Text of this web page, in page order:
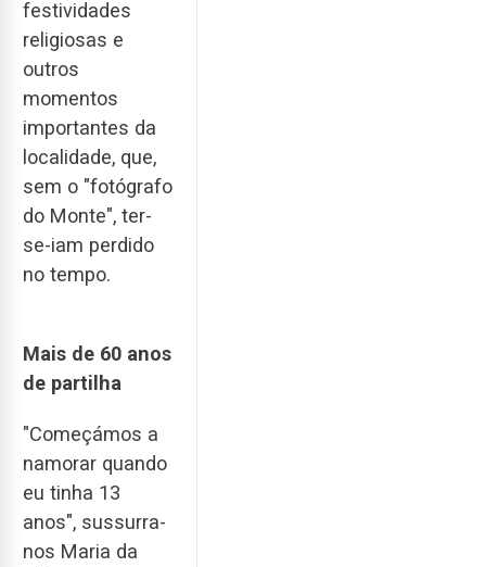
festividades
religiosas e
outros
momentos
importantes da
localidade, que,
sem o "fotógrafo
do Monte", ter-
se-iam perdido
no tempo.
Mais de 60 anos
de partilha
"Começámos a
namorar quando
eu tinha 13
anos", sussurra-
nos Maria da